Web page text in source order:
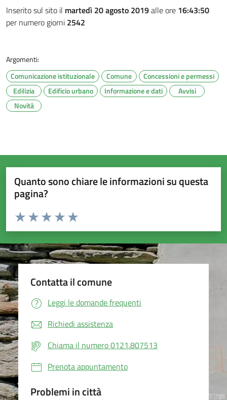
Inserito sul sito il martedì 20 agosto 2019alle ore 16:43:50
per numero giorni 2542
Argomenti:
Comunicazione istituzionale
Comune
Concessioni e permessi
Edilizia
Edificio urbano Informazione e dati
Avvisi
Novità
Quanto sono chiare le informazioni su questa
pagina?
Valuta da 1 a 5 stelle la pagina
Valuta 5 stelle su 5
Valuta 4 stelle su 5
Valuta 3 stelle su 5
Valuta 2 stelle su 5
Valuta 1 stelle su 5
Contatta il comune
Leggi le domande frequenti
Richiedi assistenza
Chiama il numero 0121.807513
Prenota appuntamento
Problemi in città